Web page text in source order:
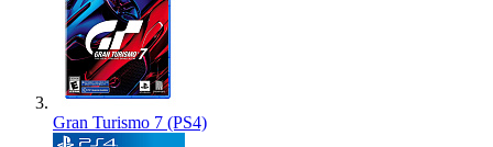
Gran Turismo 7 (PS4)